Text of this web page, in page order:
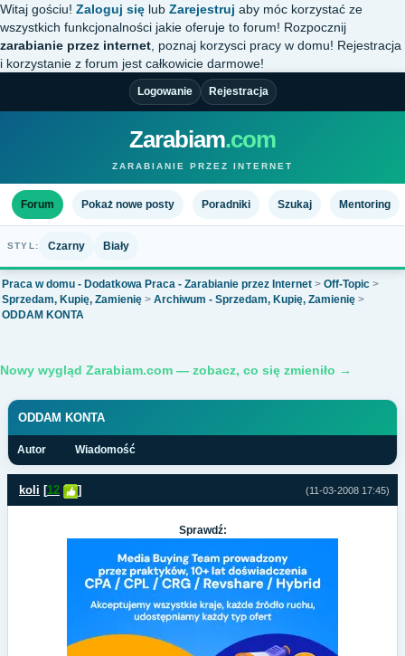
Witaj gościu! Zaloguj się lub Zarejestruj aby móc korzystać ze
wszystkich funkcjonalności jakie oferuje to forum! Rozpocznij
zarabianie przez internet , poznaj korzysci pracy w domu! Rejestracja
i korzystanie z forum jest całkowicie darmowe!
Logowanie Rejestracja
Zarabiam.com
ZARABIANIE PRZEZ INTERNET
Forum Pokaż nowe posty Poradniki Szukaj Mentoring
STYL: Czarny Biały
Praca w domu - Dodatkowa Praca - Zarabianie przez Internet > Off-Topic >
Sprzedam, Kupię, Zamienię > Archiwum - Sprzedam, Kupię, Zamienię >
ODDAM KONTA
Nowy wygląd Zarabiam.com — zobacz, co się zmieniło →
ODDAM KONTA
Autor Wiadomość
(11-03-2008 17:45)
koli [12 ]
Sprawdź: